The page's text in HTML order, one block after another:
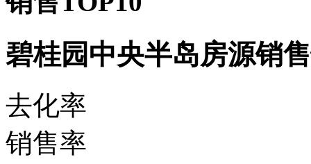
碧桂园中央半岛房源销
去化率
销售率